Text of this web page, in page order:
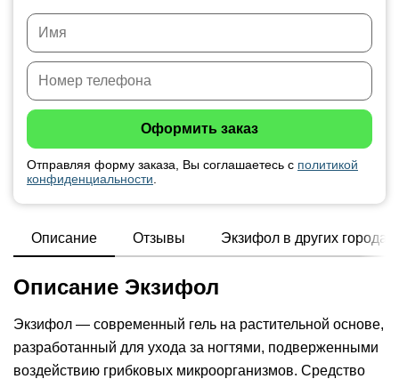
Отправляя форму заказа, Вы соглашаетесь с политикой
конфиденциальности
Описание Отзывы Экзифол в других городах
Описание Экзифол
Экзифол — современный гель на растительной основе,
разработанный для ухода за ногтями, подверженными
воздействию грибковых микроорганизмов. Средство